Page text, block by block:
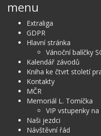
menu
Extraliga
GDPR
Hlavní stránka
Vánoční balíčky
Kalendář závodů
Kniha ke čtvrt století
Kontakty
MČR
Memoriál L. Tomíčka
VIP vstupenky
Naši jezdci
Návštěvní řád